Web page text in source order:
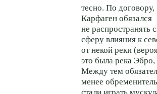
тесно. По договору,
Карфаген обязался
не распространять
сферу влияния к
от некой реки
это была река
Между тем
менее